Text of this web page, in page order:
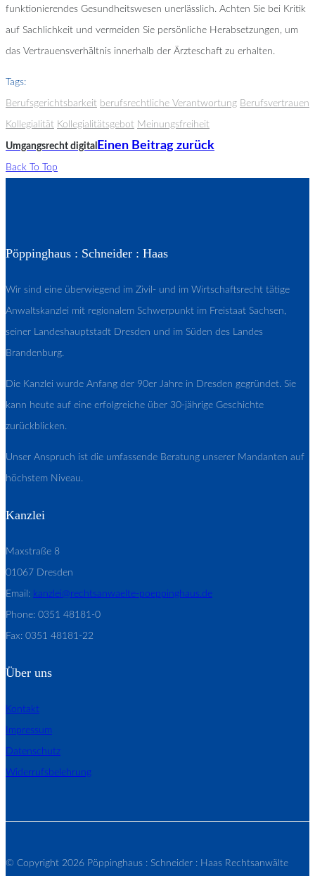
funktionierendes Gesundheitswesen unerlässlich. Achten Sie bei Kritik
auf Sachlichkeit und vermeiden Sie persönliche Herabsetzungen, um
das Vertrauensverhältnis innerhalb der Ärzteschaft zu erhalten.
Tags:
Berufsgerichtsbarkeit berufsrechtliche Verantwortung Berufsvertrauen
Kollegialität Kollegialitätsgebot Meinungsfreiheit
Umgangsrecht digital Einen Beitrag zurück
Back To Top
Pöppinghaus : Schneider : Haas
Wir sind eine überwiegend im Zivil- und im Wirtschaftsrecht tätige
Anwaltskanzlei mit regionalem Schwerpunkt im Freistaat Sachsen,
seiner Landeshauptstadt Dresden und im Süden des Landes
Brandenburg.
Die Kanzlei wurde Anfang der 90er Jahre in Dresden gegründet. Sie
kann heute auf eine erfolgreiche über 30-jährige Geschichte
zurückblicken.
Unser Anspruch ist die umfassende Beratung unserer Mandanten auf
höchstem Niveau.
Kanzlei
Maxstraße 8
01067 Dresden
Email: kanzlei@rechtsanwaelte-poeppinghaus.de
Phone: 0351 48181-0
Fax: 0351 48181-22
Über uns
Kontakt
Impressum
Datenschutz
Widerrufsbelehrung
© Copyright 2026 Pöppinghaus : Schneider : Haas Rechtsanwälte